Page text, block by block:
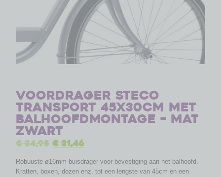
Voordrager Steco
Transport 45x30cm met
balhoofdmontage – mat
zwart
€34,95 €31,46
Robuuste ø16mm buisdrager voor bevestiging aan het balhoofd.
Kratten, boxen, dozen enz. tot een lengste van 45cm en een